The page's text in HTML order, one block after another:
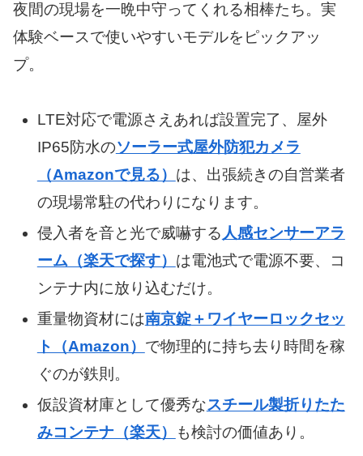
夜間の現場を一晩中守ってくれる相棒たち。実
体験ベースで使いやすいモデルをピックアッ
プ。
LTE対応で電源さえあれば設置完了、屋外
IP65防水のソーラー式屋外防犯カメラ
（Amazonで見る） は、出張続きの自営業者
の現場常駐の代わりになります。
侵入者を音と光で威嚇する 人感センサーアラ
ーム（楽天で探す） は電池式で電源不要、コ
ンテナ内に放り込むだけ。
重量物資材には南京錠＋ワイヤーロックセッ
ト（Amazon） で物理的に持ち去り時間を稼
ぐのが鉄則。
仮設資材庫として優秀なスチール製折りたた
みコンテナ（楽天）
も検討の価値あり。